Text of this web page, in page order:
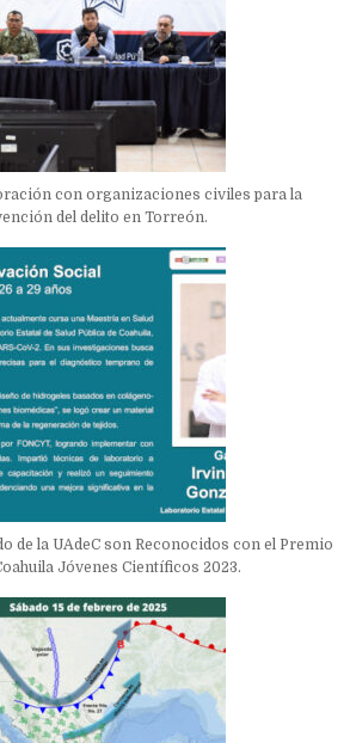
con organizaciones civiles para la
del delito en Torreón.
de la UAdeC son Reconocidos con el Premio
Jóvenes Científicos 2023.